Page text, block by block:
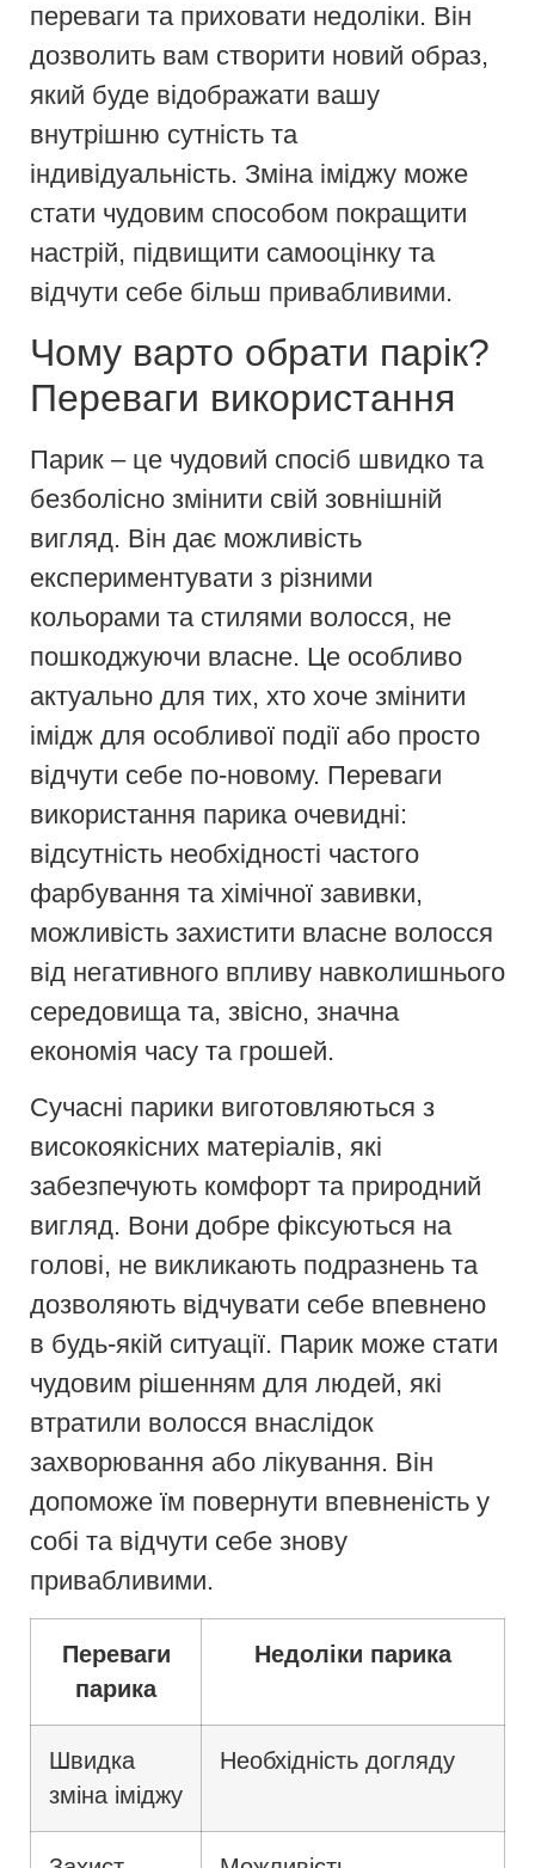
переваги та приховати недоліки. Він
дозволить вам створити новий образ,
який буде відображати вашу
внутрішню сутність та
індивідуальність. Зміна іміджу може
стати чудовим способом покращити
настрій, підвищити самооцінку та
відчути себе більш привабливими.
Чому варто обрати парік?
Переваги використання
Парик – це чудовий спосіб швидко та
безболісно змінити свій зовнішній
вигляд. Він дає можливість
експериментувати з різними
кольорами та стилями волосся, не
пошкоджуючи власне. Це особливо
актуально для тих, хто хоче змінити
імідж для особливої події або просто
відчути себе по-новому. Переваги
використання парика очевидні:
відсутність необхідності частого
фарбування та хімічної завивки,
можливість захистити власне волосся
від негативного впливу навколишнього
середовища та, звісно, значна
економія часу та грошей.
Сучасні парики виготовляються з
високоякісних матеріалів, які
забезпечують комфорт та природний
вигляд. Вони добре фіксуються на
голові, не викликають подразнень та
дозволяють відчувати себе впевнено
в будь-якій ситуації. Парик може стати
чудовим рішенням для людей, які
втратили волосся внаслідок
захворювання або лікування. Він
допоможе їм повернути впевненість у
собі та відчути себе знову
привабливими.
Переваги
парика
Недоліки парика
Швидка
зміна іміджу
Необхідність догляду